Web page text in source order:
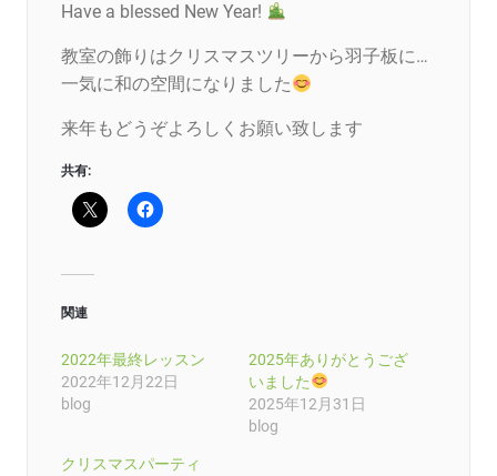
Have a blessed New Year!
教室の飾りはクリスマスツリーから羽子板に…
一気に和の空間になりました
来年もどうぞよろしくお願い致します
共有:
関連
2022年最終レッスン
2022年12月22日
blog
2025年ありがとうござ
いました
2025年12月31日
blog
クリスマスパーティ